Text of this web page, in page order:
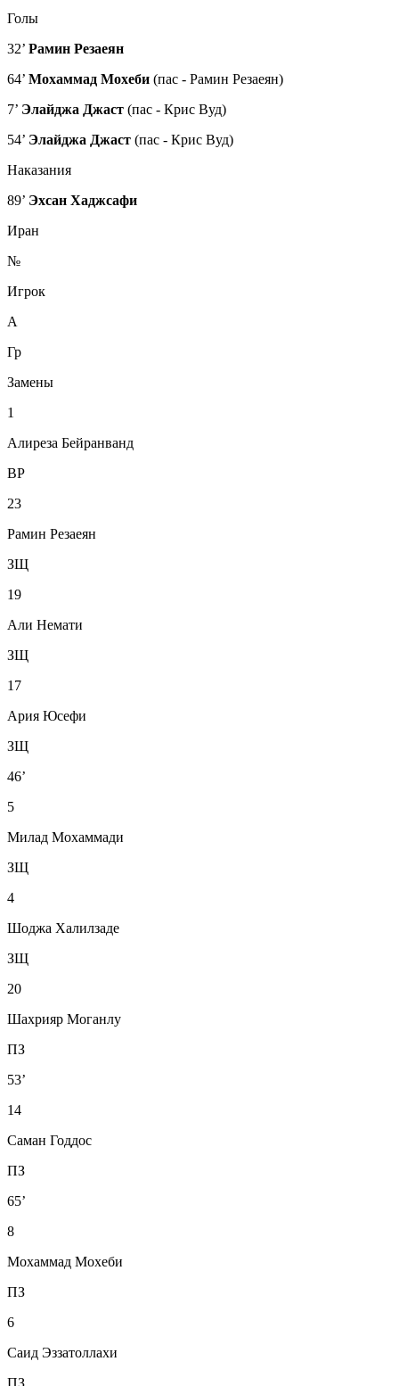
Голы
32’ Рамин Резаеян
64’ Мохаммад Мохеби (пас - Рамин Резаеян)
7’ Элайджа Джаст (пас - Крис Вуд)
54’ Элайджа Джаст (пас - Крис Вуд)
Наказания
89’ Эхсан Хаджсафи
Иран
№
Игрок
А
Гр
Замены
1
Алиреза Бейранванд
ВР
23
Рамин Резаеян
ЗЩ
19
Али Немати
ЗЩ
17
Ария Юсефи
ЗЩ
46’
5
Милад Мохаммади
ЗЩ
4
Шоджа Халилзаде
ЗЩ
20
Шахрияр Моганлу
ПЗ
53’
14
Саман Годдос
ПЗ
65’
8
Мохаммад Мохеби
ПЗ
6
Саид Эззатоллахи
ПЗ